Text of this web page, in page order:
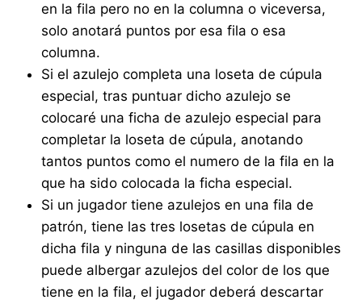
en la fila pero no en la columna o viceversa,
solo anotará puntos por esa fila o esa
columna.
Si el azulejo completa una loseta de cúpula
especial, tras puntuar dicho azulejo se
colocaré una ficha de azulejo especial para
completar la loseta de cúpula, anotando
tantos puntos como el numero de la fila en la
que ha sido colocada la ficha especial.
Si un jugador tiene azulejos en una fila de
patrón, tiene las tres losetas de cúpula en
dicha fila y ninguna de las casillas disponibles
puede albergar azulejos del color de los que
tiene en la fila, el jugador deberá descartar